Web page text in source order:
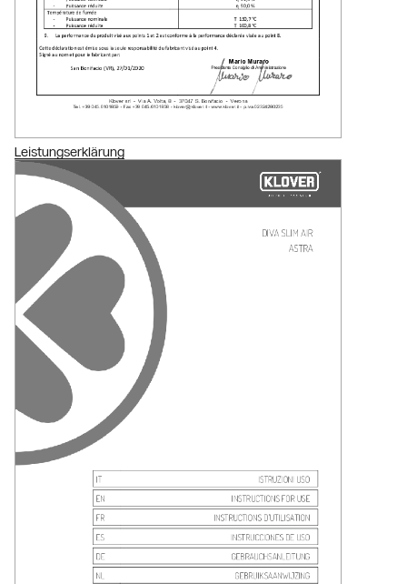
Leistungserklärung